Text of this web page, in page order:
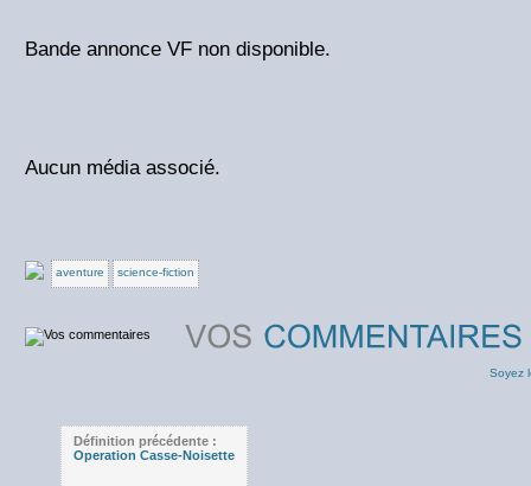
Bande annonce VF non disponible.
Aucun média associé.
aventure science-fiction
Soyez
Définition précédente :
Operation Casse-Noisette